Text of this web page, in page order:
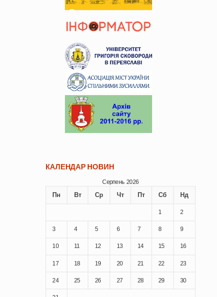
КАЛЕНДАР НОВИН
Серпень 2026
Пн Вт Ср Чт Пт Сб Нд
1 2
3 4 5 6 7 8 9
10 11 12 13 14 15 16
17 18 19 20 21 22 23
24 25 26 27 28 29 30